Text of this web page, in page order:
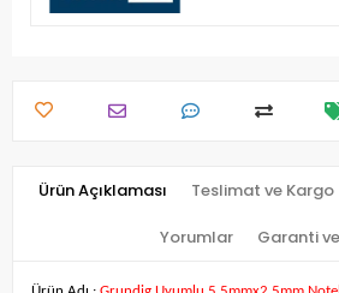
Ürün Açıklaması Teslimat ve Kargo
Yorumlar Garanti